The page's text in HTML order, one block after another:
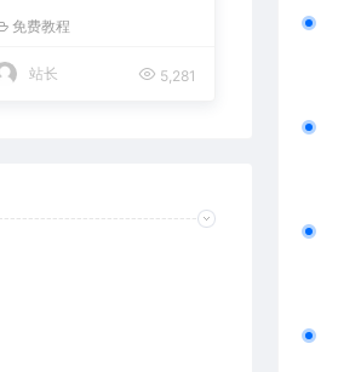
免费教程
站长 5,281